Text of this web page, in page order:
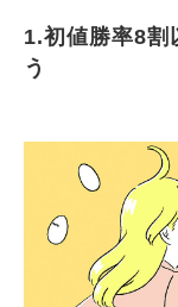
1.初値勝率8
う